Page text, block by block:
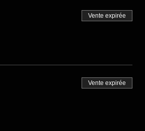
Vente expirée
Vente expirée